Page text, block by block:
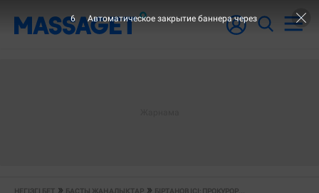
НЕГІЗГІ БЕТ БАСТЫ ЖАҢАЛЫҚТАР БІРТАНОВ ІСІ: ПРОКУРОР...
6 Автоматическое закрытие баннера через